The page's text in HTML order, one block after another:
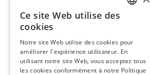
ITALIAN
Ce site Web utilise des
cookies
Notre site Web utilise des cookies pour
améliorer l'expérience utilisateur. En
utilisant notre site Web, vous acceptez tous
les cookies conformément à notre Politique